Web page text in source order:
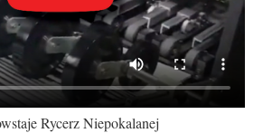
Rycerz Niepokalanej